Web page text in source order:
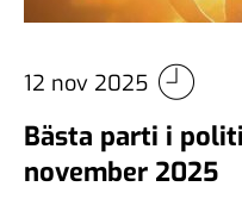
12 nov 2025
Bästa parti i
november 2025